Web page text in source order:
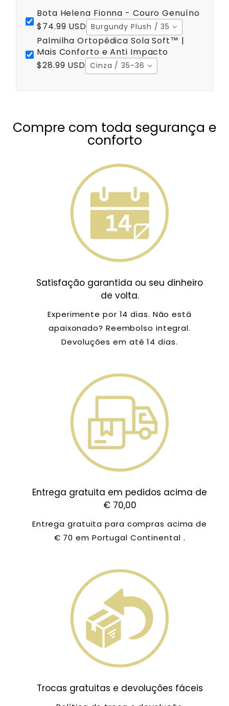
Bota Helena Fionna - Couro Genuíno
$74.99 USD Burgundy Plush / 35
Palmilha Ortopédica Sola Soft™ |
Mais Conforto e Anti Impacto
$28.99 USD Cinza / 35-36
Compre com toda segurança e
conforto
Satisfação garantida ou seu dinheiro
de volta.
Experimente por 14 dias. Não está
apaixonado? Reembolso integral.
Devoluções em até 14 dias.
Entrega gratuita em pedidos acima de
€ 70,00
Entrega gratuita para compras acima de
€ 70 em Portugal Continental .
Trocas gratuitas e devoluções fáceis